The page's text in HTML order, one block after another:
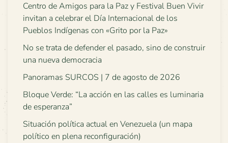
Centro de Amigos para la Paz y Festival Buen Vivir
invitan a celebrar el Día Internacional de los
Pueblos Indígenas con «Grito por la Paz»
No se trata de defender el pasado, sino de construir
una nueva democracia
Panoramas SURCOS | 7 de agosto de 2026
Bloque Verde: “La acción en las calles es luminaria
de esperanza”
Situación política actual en Venezuela (un mapa
político en plena reconfiguración)